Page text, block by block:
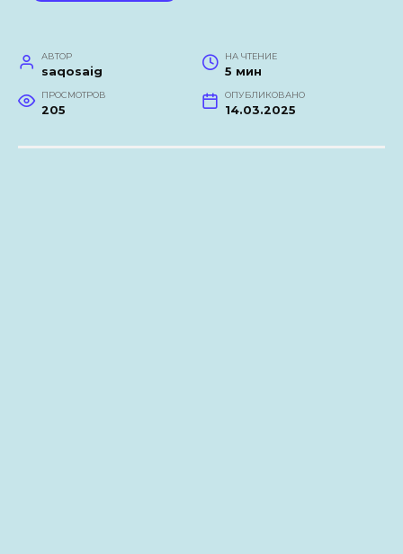
АВТОР
saqosaig
НА ЧТЕНИЕ
5 мин
ПРОСМОТРОВ
205
ОПУБЛИКОВАНО
14.03.2025